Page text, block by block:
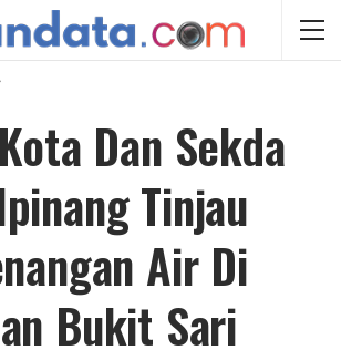
Dan Sekda
Tinjau
Air Di
Bukit Sari